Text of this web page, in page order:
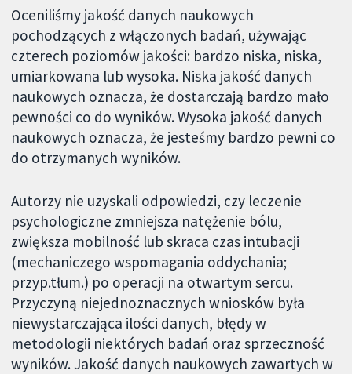
Oceniliśmy jakość danych naukowych
pochodzących z włączonych badań, używając
czterech poziomów jakości: bardzo niska, niska,
umiarkowana lub wysoka. Niska jakość danych
naukowych oznacza, że dostarczają bardzo mało
pewności co do wyników. Wysoka jakość danych
naukowych oznacza, że jesteśmy bardzo pewni co
do otrzymanych wyników.
Autorzy nie uzyskali odpowiedzi, czy leczenie
psychologiczne zmniejsza natężenie bólu,
zwiększa mobilność lub skraca czas intubacji
(mechaniczego wspomagania oddychania;
przyp.tłum.) po operacji na otwartym sercu.
Przyczyną niejednoznacznych wniosków była
niewystarczająca ilości danych, błędy w
metodologii niektórych badań oraz sprzeczność
wyników. Jakość danych naukowych zawartych w